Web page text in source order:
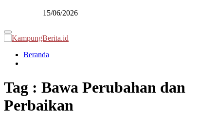
15/06/2026
Primary
Menu
Beranda
Tag : Bawa Perubahan dan
Perbaikan